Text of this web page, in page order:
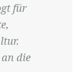
für
die